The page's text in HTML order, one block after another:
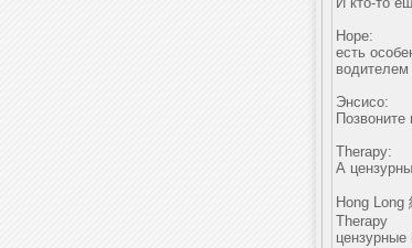
Hope:
есть
Энсисо:
Позвоните
Therapy:
А
Hong Long
Therapy